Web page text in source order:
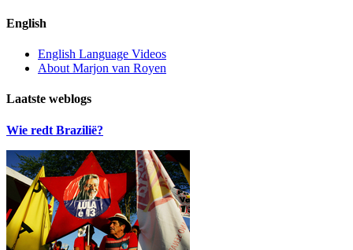
English
English Language Videos
About Marjon van Royen
Laatste weblogs
Wie redt Brazilië?